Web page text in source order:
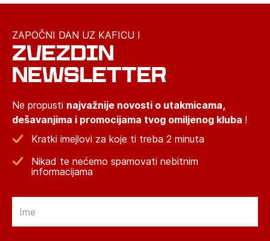
ZAPOČNI DAN UZ KAFICU I
ZVEZDIN
NEWSLETTER
Ne propusti najvažnije novosti o utakmicama,
dešavanjima i promocijama tvog omiljenog kluba !
Kratki imejlovi za koje ti treba 2 minuta
Nikad te nećemo spamovati nebitnim
informacijama